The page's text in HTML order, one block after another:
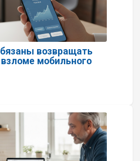
возвращать
мобильного